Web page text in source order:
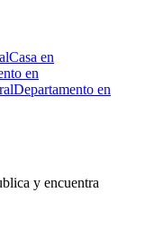
Casa en
en
Departamento en
y encuentra